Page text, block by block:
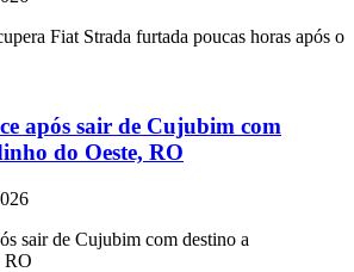
Fiat Strada furtada poucas horas após o
após sair de Cujubim com
do Oeste, RO
sair de Cujubim com destino a
RO